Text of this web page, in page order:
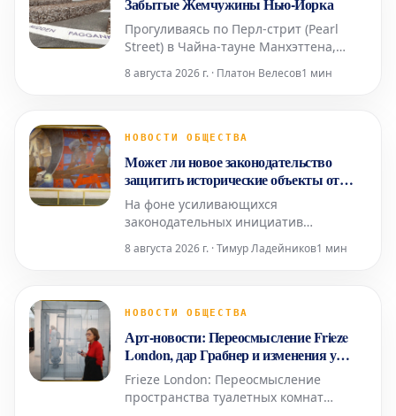
Прогуливаясь по Перл-стрит (Pearl
Street) в Чайна-тауне Манхэттена,
название указывает на
улица получила свое имя благодаря
(Lenape), расположенному в ее южной
час
8 августа 2026 г. · Платон Велесов1 мин
НОВОСТИ ОБЩЕСТВА
Может ли новое законодательство
защитить исторические объекты от
политического давления?
На фоне усиливающихся
законодательных инициатив
назначенцев, направленных против
содержат, демократы и группы по
продвигают новые меры защиты. Это
происходит в то вр
8 августа 2026 г. · Тимур Ладейников1 мин
НОВОСТИ ОБЩЕСТВА
Арт-новости: Переосмысление Frieze
London, дар Грабнер и изменения у
Gagosian
Frieze London: Переосмысление
пространства туалетных комнат